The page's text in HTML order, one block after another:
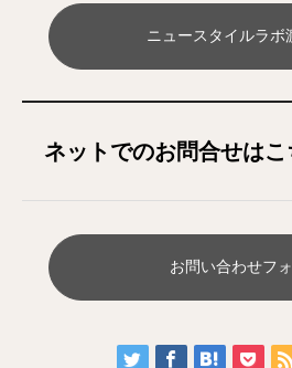
ニュースタイルラボ
ネットでのお問合せはこ
お問い合わせフ